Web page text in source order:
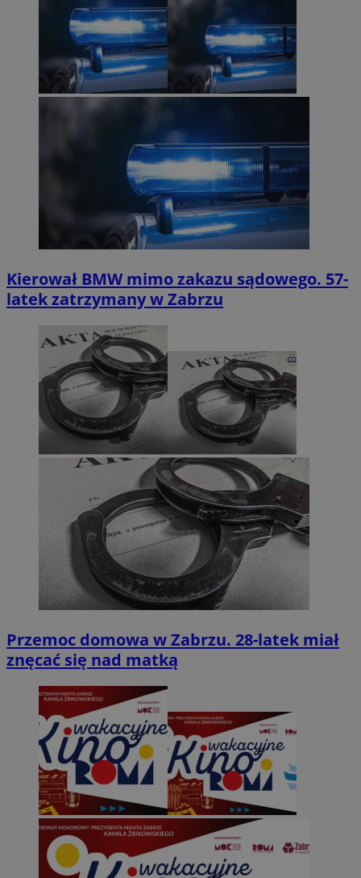
Kierował BMW mimo zakazu sądowego. 57-
latek zatrzymany w Zabrzu
Przemoc domowa w Zabrzu. 28-latek miał
znęcać się nad matką